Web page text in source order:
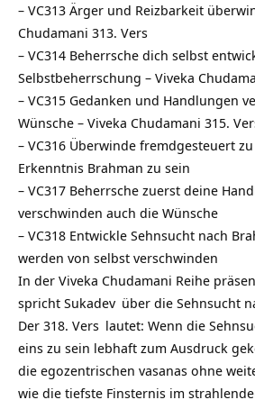
– VC313 Ärger und Reizbarkeit
Chudamani 313. Vers
– VC314 Beherrsche dich selbst
Selbstbeherrschung – Viveka
– VC315 Gedanken und Handlungen
Wünsche – Viveka Chudamani 315.
– VC316 Überwinde fremdgesteuert
Erkenntnis Brahman zu sein
– VC317 Beherrsche zuerst deine
verschwinden auch die Wünsche
– VC318 Entwickle Sehnsucht nach
werden von selbst verschwinden
In der Viveka Chudamani Reihe
spricht Sukadev über die Sehnsucht
Der 318. Vers lautet: Wenn die
eins zu sein lebhaft zum Ausdruck
die egozentrischen vasanas ohne
wie die tiefste Finsternis im